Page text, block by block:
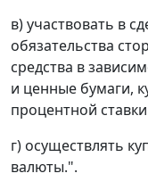
в) участвовать в
обязательства
средства в
и ценные бумаги,
процентной
г) осуществлять
валюты.".